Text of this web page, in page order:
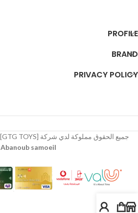
PROFILE
BRAND
PRIVACY POLICY
جميع الحقوق مملوكة لدي شركة [GTG TOYS]
Abanoub samoeil